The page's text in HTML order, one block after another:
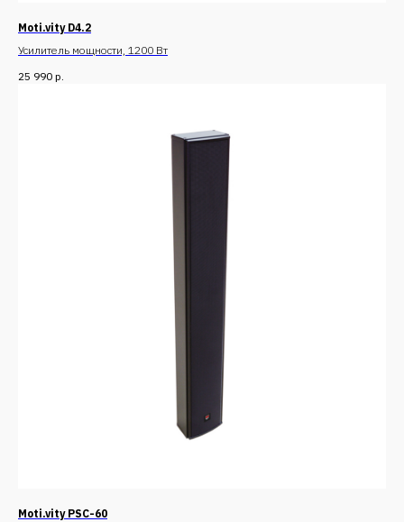
Moti.vity D4.2
Усилитель мощности, 1200 Вт
25 990 р.
Moti.vity PSC-60